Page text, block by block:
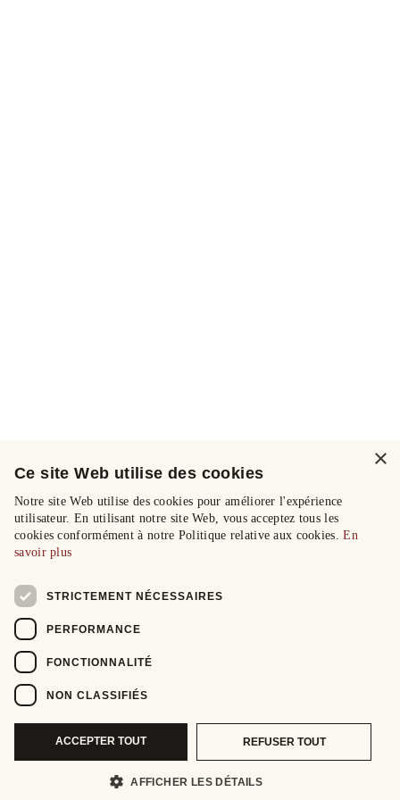
×
Ce site Web utilise des cookies
Notre site Web utilise des cookies pour améliorer l'expérience
utilisateur. En utilisant notre site Web, vous acceptez tous les
cookies conformément à notre Politique relative aux cookies.En
savoir plus
STRICTEMENT NÉCESSAIRES
PERFORMANCE
FONCTIONNALITÉ
NON CLASSIFIÉS
ACCEPTER TOUT REFUSER TOUT
AFFICHER LES DÉTAILS